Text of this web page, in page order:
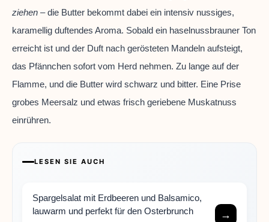
ziehen – die Butter bekommt dabei ein intensiv nussiges,
karamellig duftendes Aroma. Sobald ein haselnussbrauner Ton
erreicht ist und der Duft nach gerösteten Mandeln aufsteigt,
das Pfännchen sofort vom Herd nehmen. Zu lange auf der
Flamme, und die Butter wird schwarz und bitter. Eine Prise
grobes Meersalz und etwas frisch geriebene Muskatnuss
einrühren.
LESEN SIE AUCH
Spargelsalat mit Erdbeeren und Balsamico,
lauwarm und perfekt für den Osterbrunch
→